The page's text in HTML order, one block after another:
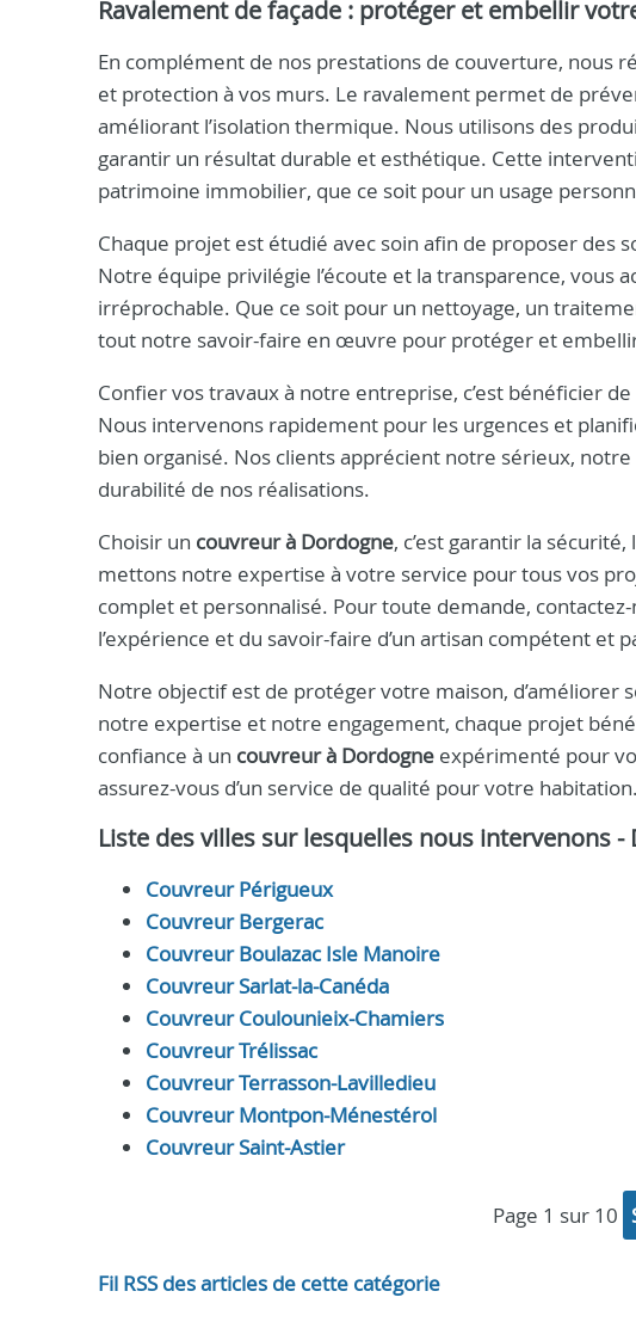
Ravalement de façade : protéger et embellir
En complément de nos prestations de couverture, nous
et protection à vos murs. Le ravalement permet de
améliorant l’isolation thermique. Nous utilisons des
garantir un résultat durable et esthétique. Cette
patrimoine immobilier, que ce soit pour un usage
Chaque projet est étudié avec soin afin de proposer des
Notre équipe privilégie l’écoute et la transparence, vous
irréprochable. Que ce soit pour un nettoyage, un
tout notre savoir-faire en œuvre pour protéger et
Confier vos travaux à notre entreprise, c’est bénéficier
Nous intervenons rapidement pour les urgences et
bien organisé. Nos clients apprécient notre sérieux,
durabilité de nos réalisations.
Choisir un couvreur à Dordogne, c’est garantir la
mettons notre expertise à votre service pour tous vos
complet et personnalisé. Pour toute demande,
l’expérience et du savoir-faire d’un artisan compétent et
Notre objectif est de protéger votre maison, d’améliorer
notre expertise et notre engagement, chaque projet
confiance à un couvreur à Dordogne expérimenté pour
assurez-vous d’un service de qualité pour votre habitation.
Liste des villes sur lesquelles nous intervenons -
Couvreur Périgueux
Couvreur Bergerac
Couvreur Boulazac Isle Manoire
Couvreur Sarlat-la-Canéda
Couvreur Coulounieix-Chamiers
Couvreur Trélissac
Couvreur Terrasson-Lavilledieu
Couvreur Montpon-Ménestérol
Couvreur Saint-Astier
page 1 sur 10
Fil RSS des articles de cette catégorie